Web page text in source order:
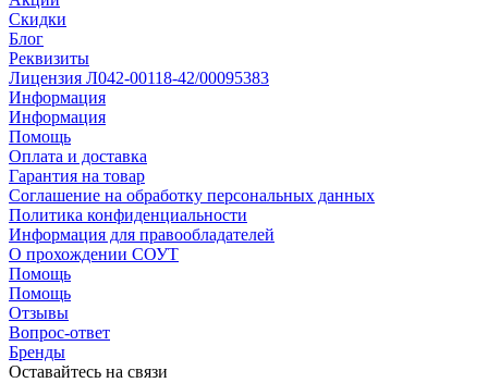
Скидки
Блог
Реквизиты
Лицензия Л042-00118-42/00095383
Информация
Информация
Помощь
Оплата и доставка
Гарантия на товар
Соглашение на обработку персональных данных
Политика конфиденциальности
Информация для правообладателей
О прохождении СОУТ
Помощь
Помощь
Отзывы
Вопрос-ответ
Бренды
Оставайтесь на связи